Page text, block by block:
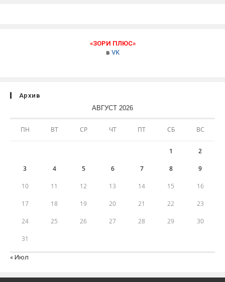
«ЗОРИ ПЛЮС»
в VK
Архив
АВГУСТ 2026
ПН ВТ СР ЧТ ПТ СБ ВС
1 2
3 4 5 6 7 8 9
10 11 12 13 14 15 16
17 18 19 20 21 22 23
24 25 26 27 28 29 30
31
« Июл